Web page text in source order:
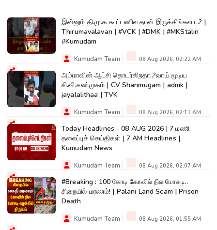
இன்னும் தி.மு.க கூட்டணில தான் இருக்கிங்களா..? |
Thirumavalavan | #VCK | #DMK | #MKStalin
#Kumudam
Kumudam Team 08 Aug 2026, 02:22 AM
அம்மாவின் ஆட்சி தொடர்கிறதா..?வாய் மூடிய
சி.வி.சண்முகம் | CV Shanmugam | admk |
jayalalithaa | TVK
Kumudam Team 08 Aug 2026, 02:13 AM
Today Headlines - 08 AUG 2026 | 7 மணி
தலைப்புச் செய்திகள் | 7 AM Headlines |
Kumudam News
Kumudam Team 08 Aug 2026, 02:07 AM
#Breaking : 100 கோடி கோவில் நில மோசடி..
சிறையில் மரணம்! | Palani Land Scam | Prison
Death
Kumudam Team 08 Aug 2026, 01:55 AM